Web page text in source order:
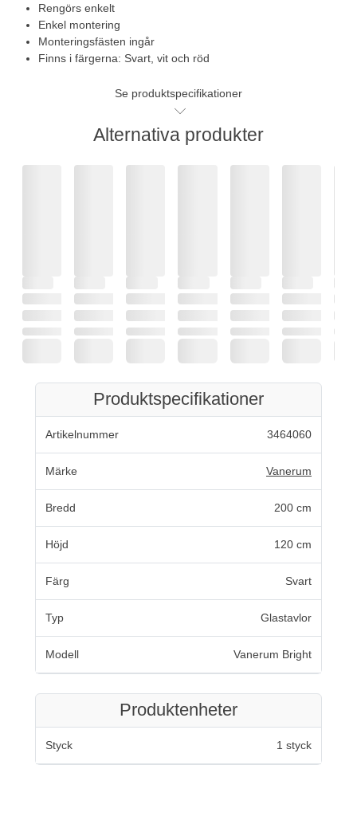
Rengörs enkelt
Enkel montering
Monteringsfästen ingår
Finns i färgerna: Svart, vit och röd
Se produktspecifikationer
Alternativa produkter
Produktspecifikationer
Artikelnummer 3464060
Märke Vanerum
Bredd 200 cm
Höjd 120 cm
Färg Svart
Typ Glastavlor
Modell Vanerum Bright
Produktenheter
Styck 1 styck